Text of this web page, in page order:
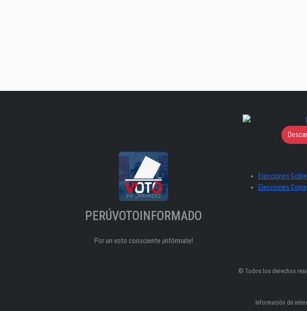
PERÚVOTOINFORMADO
Por un voto consciente ¡infórmate!
Elecciones
Elecciones
© Todos los derechos
Información de